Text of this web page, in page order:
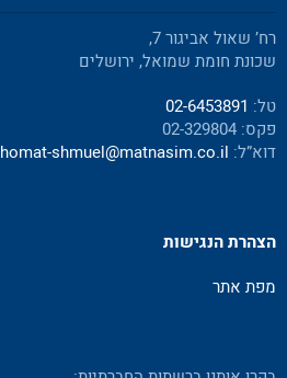
רח’ שאול אביגור 7,
שכונת חומת שמואל, ירושלים
טל: 02-6453891
פקס: 02-329804
דוא”ל: homat-shmuel@matnasim.co.il
הצהרת הנגישות
מפת אתר